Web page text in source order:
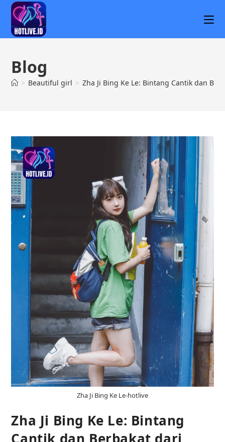
Blog
> Beautiful girl > Zha Ji Bing Ke Le: Bintang Cantik dan
Zha Ji Bing Ke Le-hotlive
Zha Ji Bing Ke Le: Bintang